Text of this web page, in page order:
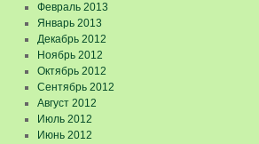
Февраль 2013
Январь 2013
Декабрь 2012
Ноябрь 2012
Октябрь 2012
Сентябрь 2012
Август 2012
Июль 2012
Июнь 2012